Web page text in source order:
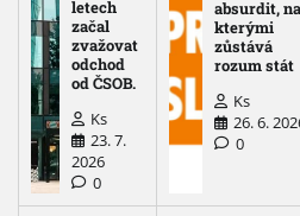
letech
začal
zvažovat
odchod
od ČSOB.
Ks
23. 7.
2026
0
absurdit,
kterými
zůstává
rozum stát
Ks
26. 6.
0